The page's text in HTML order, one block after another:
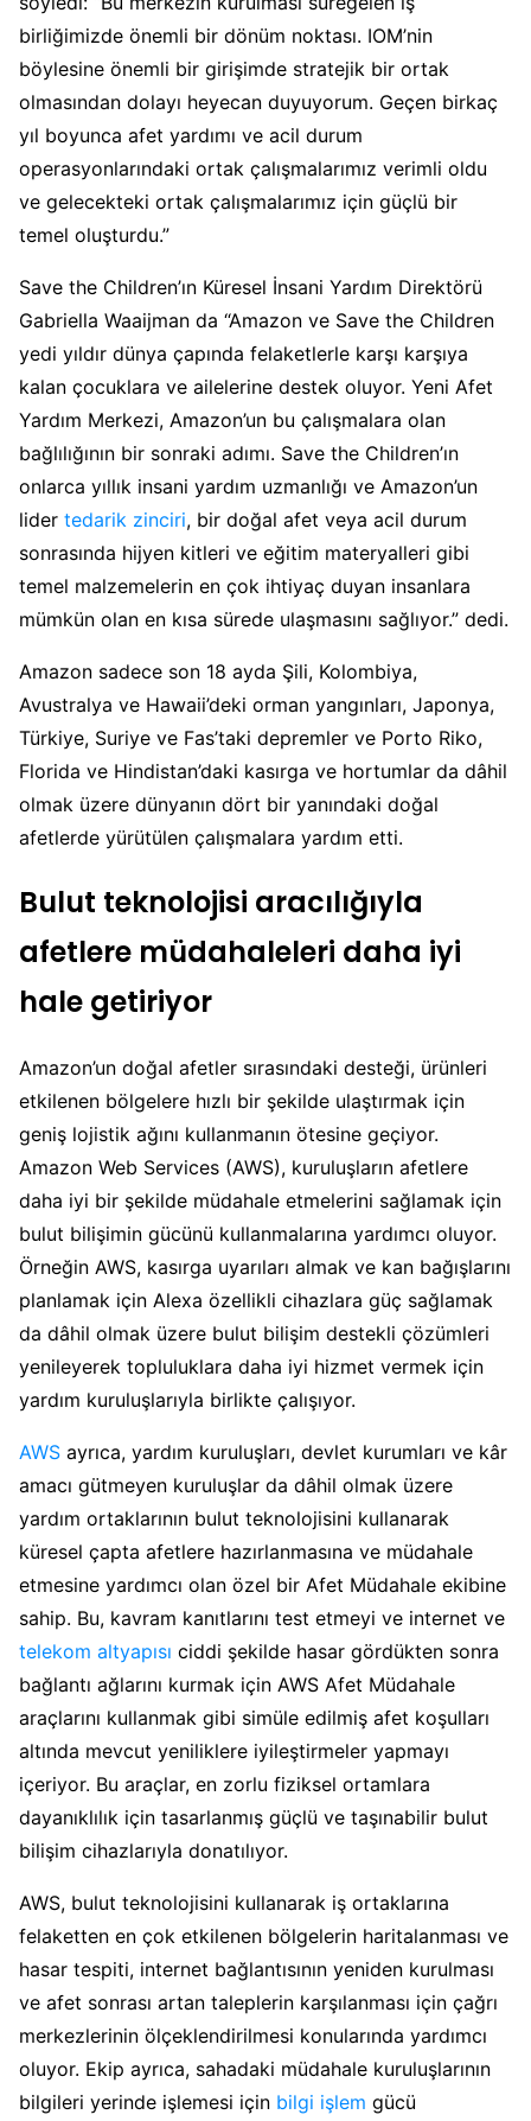
birliğimizde önemli bir dönüm noktası. IOM’nin
böylesine önemli bir girişimde stratejik bir ortak
olmasından dolayı heyecan duyuyorum. Geçen birkaç
yıl boyunca afet yardımı ve acil durum
operasyonlarındaki ortak çalışmalarımız verimli oldu
ve gelecekteki ortak çalışmalarımız için güçlü bir
temel oluşturdu.”
Save the Children’ın Küresel İnsani Yardım Direktörü
Gabriella Waaijman da “Amazon ve Save the Children
yedi yıldır dünya çapında felaketlerle karşı karşıya
kalan çocuklara ve ailelerine destek oluyor. Yeni Afet
Yardım Merkezi, Amazon’un bu çalışmalara olan
bağlılığının bir sonraki adımı. Save the Children’ın
onlarca yıllık insani yardım uzmanlığı ve Amazon’un
lider tedarik zinciri, bir doğal afet veya acil durum
sonrasında hijyen kitleri ve eğitim materyalleri gibi
temel malzemelerin en çok ihtiyaç duyan insanlara
mümkün olan en kısa sürede ulaşmasını sağlıyor.” dedi.
Amazon sadece son 18 ayda Şili, Kolombiya,
Avustralya ve Hawaii’deki orman yangınları, Japonya,
Türkiye, Suriye ve Fas’taki depremler ve Porto Riko,
Florida ve Hindistan’daki kasırga ve hortumlar da dâhil
olmak üzere dünyanın dört bir yanındaki doğal
afetlerde yürütülen çalışmalara yardım etti.
Bulut teknolojisi aracılığıyla
afetlere müdahaleleri daha iyi
hale getiriyor
Amazon’un doğal afetler sırasındaki desteği, ürünleri
etkilenen bölgelere hızlı bir şekilde ulaştırmak için
geniş lojistik ağını kullanmanın ötesine geçiyor.
Amazon Web Services (AWS), kuruluşların afetlere
daha iyi bir şekilde müdahale etmelerini sağlamak için
bulut bilişimin gücünü kullanmalarına yardımcı oluyor.
Örneğin AWS, kasırga uyarıları almak ve kan bağışlarını
planlamak için Alexa özellikli cihazlara güç sağlamak
da dâhil olmak üzere bulut bilişim destekli çözümleri
yenileyerek topluluklara daha iyi hizmet vermek için
yardım kuruluşlarıyla birlikte çalışıyor.
AWS ayrıca, yardım kuruluşları, devlet kurumları ve kâr
amacı gütmeyen kuruluşlar da dâhil olmak üzere
yardım ortaklarının bulut teknolojisini kullanarak
küresel çapta afetlere hazırlanmasına ve müdahale
etmesine yardımcı olan özel bir Afet Müdahale ekibine
sahip. Bu, kavram kanıtlarını test etmeyi ve internet ve
telekom altyapısı ciddi şekilde hasar gördükten sonra
bağlantı ağlarını kurmak için AWS Afet Müdahale
araçlarını kullanmak gibi simüle edilmiş afet koşulları
altında mevcut yeniliklere iyileştirmeler yapmayı
içeriyor. Bu araçlar, en zorlu fiziksel ortamlara
dayanıklılık için tasarlanmış güçlü ve taşınabilir bulut
bilişim cihazlarıyla donatılıyor.
AWS, bulut teknolojisini kullanarak iş ortaklarına
felaketten en çok etkilenen bölgelerin haritalanması ve
hasar tespiti, internet bağlantısının yeniden kurulması
ve afet sonrası artan taleplerin karşılanması için çağrı
merkezlerinin ölçeklendirilmesi konularında yardımcı
oluyor. Ekip ayrıca, sahadaki müdahale kuruluşlarının
bilgileri yerinde işlemesi için bilgi işlem gücü